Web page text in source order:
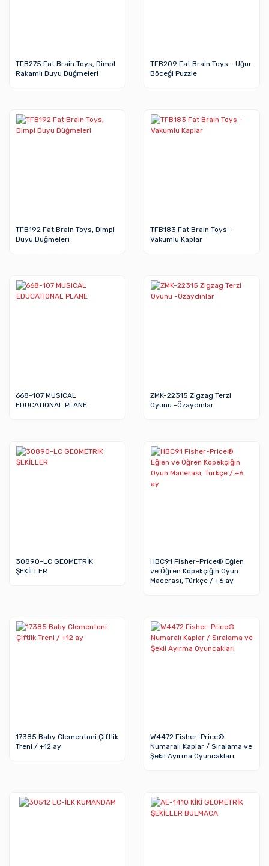
TFB275 Fat Brain Toys, Dimpl
Rakamlı Duyu Düğmeleri
TFB209 Fat Brain Toys - Uğur
Böceği Puzzle
TFB192 Fat Brain Toys, Dimpl
Duyu Düğmeleri
TFB183 Fat Brain Toys -
Vakumlu Kaplar
668-107 MUSICAL
EDUCATIONAL PLANE
ZMK-22315 Zigzag Terzi
Oyunu -Özaydınlar
30890-LC GEOMETRİK
ŞEKİLLER
HBC91 Fisher-Price® Eğlen
ve Öğren Köpekçiğin Oyun
Macerası, Türkçe / +6 ay
17385 Baby Clementoni Çiftlik
Treni / +12 ay
W4472 Fisher-Price®
Numaralı Kaplar / Sıralama ve
Şekil Ayırma Oyuncakları